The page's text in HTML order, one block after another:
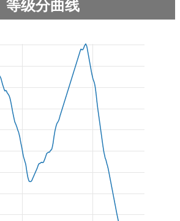
等级分曲线